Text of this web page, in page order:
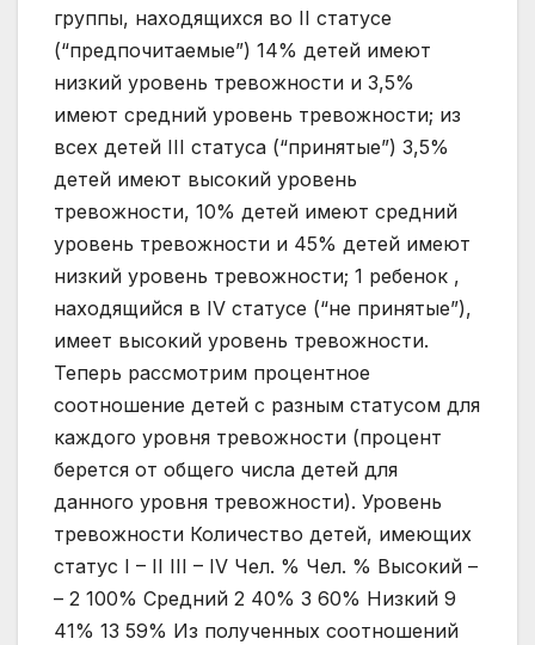
группы, находящихся во II статусе
(“предпочитаемые”) 14% детей имеют
низкий уровень тревожности и 3,5%
имеют средний уровень тревожности; из
всех детей III статуса (“принятые”) 3,5%
детей имеют высокий уровень
тревожности, 10% детей имеют средний
уровень тревожности и 45% детей имеют
низкий уровень тревожности; 1 ребенок ,
находящийся в IV статусе (“не принятые”),
имеет высокий уровень тревожности.
Теперь рассмотрим процентное
соотношение детей с разным статусом для
каждого уровня тревожности (процент
берется от общего числа детей для
данного уровня тревожности). Уровень
тревожности Количество детей, имеющих
статус I – II III – IV Чел. % Чел. % Высокий –
– 2 100% Средний 2 40% 3 60% Низкий 9
41% 13 59% Из полученных соотношений